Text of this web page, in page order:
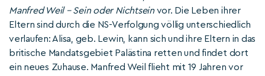
Manfred Weil – Sein oder Nichtseinvor. Die Leben ihrer
Eltern sind durch die NS-Verfolgung völlig unterschiedlich
verlaufen: Alisa, geb. Lewin, kann sich und ihre Eltern in das
britische Mandatsgebiet Palästina retten und findet dort
ein neues Zuhause. Manfred Weil flieht mit 19 Jahren vor